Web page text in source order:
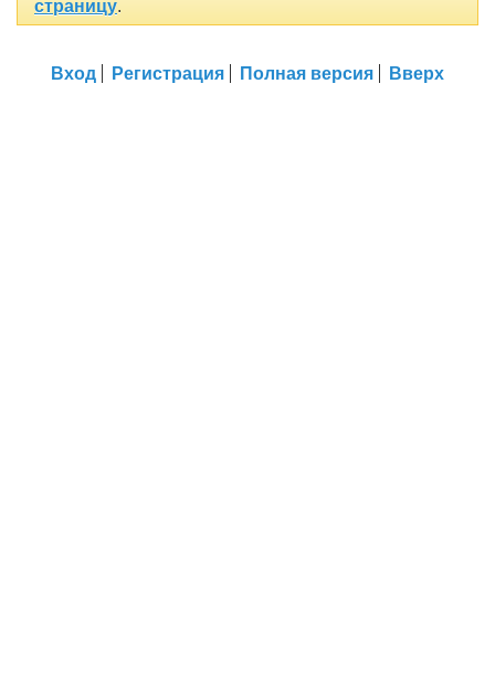
страницу.
Вход Регистрация Полная версия Вверх